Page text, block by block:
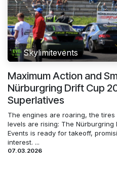
Skylimitevents
Maximum Action and
Nürburgring Drift Cup
Superlatives
The engines are roaring, the
levels are rising: The Nürburgring
Events is ready for takeoff,
interest. ...
07.03.2026